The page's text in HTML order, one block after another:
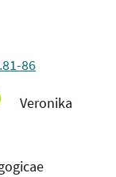
86
Veronika